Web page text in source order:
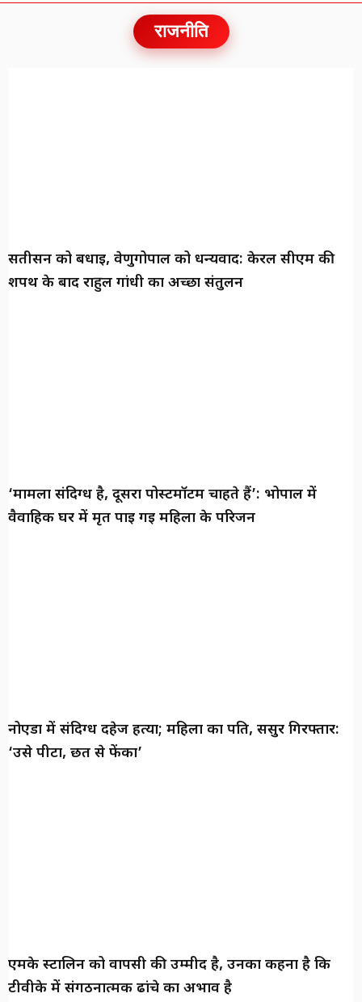
राजनीति
सतीसन को बधाई, वेणुगोपाल को धन्यवाद: केरल सीएम की
शपथ के बाद राहुल गांधी का अच्छा संतुलन
‘मामला संदिग्ध है, दूसरा पोस्टमॉर्टम चाहते हैं’: भोपाल में
वैवाहिक घर में मृत पाई गई महिला के परिजन
नोएडा में संदिग्ध दहेज हत्या; महिला का पति, ससुर गिरफ्तार:
‘उसे पीटा, छत से फेंका’
एमके स्टालिन को वापसी की उम्मीद है, उनका कहना है कि
टीवीके में संगठनात्मक ढांचे का अभाव है